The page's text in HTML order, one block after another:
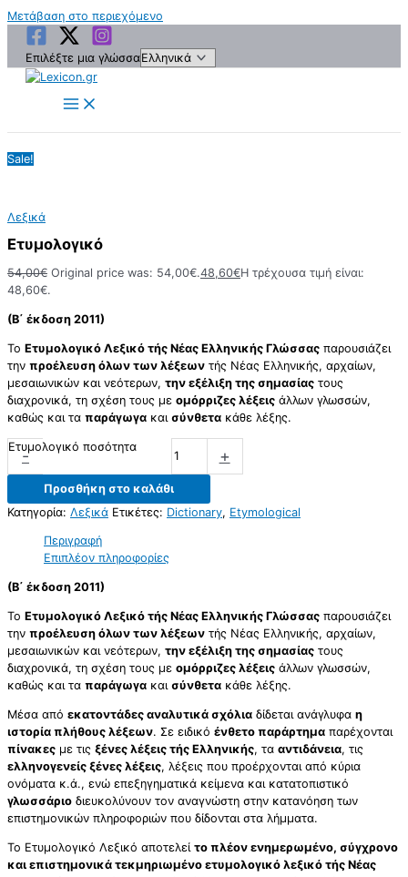
Μετάβαση στο περιεχόμενο
Επιλέξτε μια γλώσσα
Sale!
Λεξικά
Ετυμολογικό
54,00€ Original price was: 54,00€.48,60€Η τρέχουσα τιμή είναι:
48,60€.
(Β΄ έκδοση 2011)
Το Ετυμολογικό Λεξικό τής Νέας Ελληνικής Γλώσσας παρουσιάζει
την προέλευση όλων των λέξεων τής Νέας Ελληνικής, αρχαίων,
μεσαιωνικών και νεότερων, την εξέλιξη της σημασίας τους
διαχρονικά, τη σχέση τους με ομόρριζες λέξεις άλλων γλωσσών,
καθώς και τα παράγωγα και σύνθετα κάθε λέξης.
-
Ετυμολογικό ποσότητα +
Προσθήκη στο καλάθι
Κατηγορία: Λεξικά Ετικέτες: Dictionary, Etymological
Περιγραφή
Επιπλέον πληροφορίες
(Β΄ έκδοση 2011)
Το Ετυμολογικό Λεξικό τής Νέας Ελληνικής Γλώσσας παρουσιάζει
την προέλευση όλων των λέξεων τής Νέας Ελληνικής, αρχαίων,
μεσαιωνικών και νεότερων, την εξέλιξη της σημασίας τους
διαχρονικά, τη σχέση τους με ομόρριζες λέξεις άλλων γλωσσών,
καθώς και τα παράγωγα και σύνθετα κάθε λέξης.
Μέσα από εκατοντάδες αναλυτικά σχόλια δίδεται ανάγλυφα η
ιστορία πλήθους λέξεων. Σε ειδικό ένθετο παράρτημα παρέχονται
πίνακες με τις ξένες λέξεις τής Ελληνικής, τα αντιδάνεια, τις
ελληνογενείς ξένες λέξεις, λέξεις που προέρχονται από κύρια
ονόματα κ.ά., ενώ επεξηγηματικά κείμενα και κατατοπιστικό
γλωσσάριο διευκολύνουν τον αναγνώστη στην κατανόηση των
επιστημονικών πληροφοριών που δίδονται στα λήμματα.
Το Ετυμολογικό Λεξικό αποτελεί το πλέον ενημερωμένο, σύγχρονο
και επιστημονικά τεκμηριωμένο ετυμολογικό λεξικό τής Νέας